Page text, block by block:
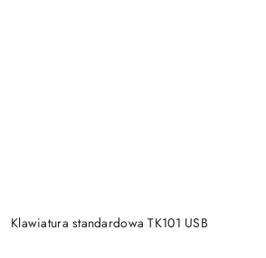
Klawiatura standardowa TK101 USB